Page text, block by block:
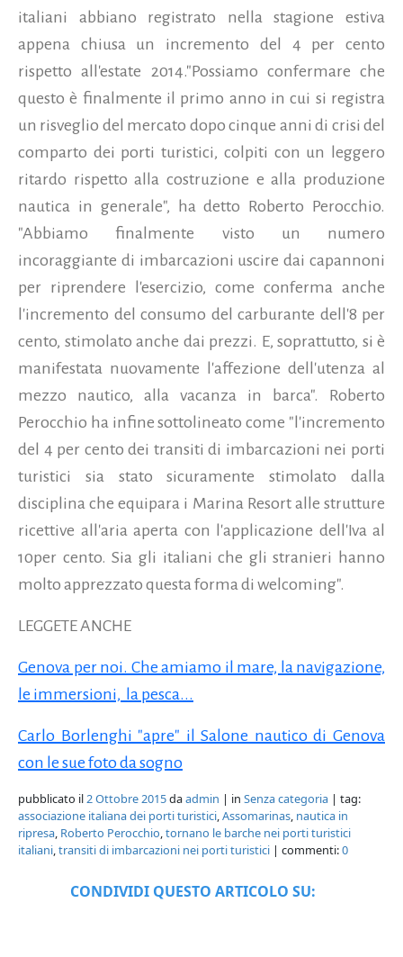
italiani abbiano registrato nella stagione estiva
appena chiusa un incremento del 4 per cento
rispetto all'estate 2014."Possiamo confermare che
questo è finalmente il primo anno in cui si registra
un risveglio del mercato dopo cinque anni di crisi del
comparto dei porti turistici, colpiti con un leggero
ritardo rispetto alla costruzione e alla produzione
nautica in generale", ha detto Roberto Perocchio.
"Abbiamo finalmente visto un numero
incoraggiante di imbarcazioni uscire dai capannoni
per riprendere l'esercizio, come conferma anche
l'incremento del consumo del carburante dell'8 per
cento, stimolato anche dai prezzi. E, soprattutto, si è
manifestata nuovamente l'affezione dell'utenza al
mezzo nautico, alla vacanza in barca". Roberto
Perocchio ha infine sottolineato come "l'incremento
del 4 per cento dei transiti di imbarcazioni nei porti
turistici sia stato sicuramente stimolato dalla
disciplina che equipara i Marina Resort alle strutture
ricettive all'aria aperta con l'applicazione dell'Iva al
10per cento. Sia gli italiani che gli stranieri hanno
molto apprezzato questa forma di welcoming".
LEGGETE ANCHE
Genova per noi. Che amiamo il mare, la navigazione,
le immersioni, la pesca...
Carlo Borlenghi "apre" il Salone nautico di Genova
con le sue foto da sogno
pubblicato il2 Ottobre 2015daadmin | in Senza categoria | tag:
associazione italiana dei porti turistici,Assomarinas, nautica in
ripresa, Roberto Perocchio,tornano le barche nei porti turistici
italiani,transiti di imbarcazioni nei porti turistici | commenti:0
CONDIVIDI QUESTO ARTICOLO SU: